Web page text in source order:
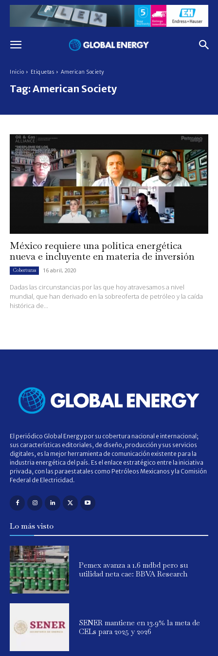
Inicio Etiquetas American Society
Tag: American Society
México requiere una política energética
nueva e incluyente en materia de inversión
Coberturas 16 abril, 2020
Dadas las circunstancias por las que hoy atravesamos a nivel
mundial, que han derivado en la sobreoferta de petróleo y la caída
histórica de...
El periódico Global Energy por su cobertura nacional e internacional;
sus características editoriales, de diseño, producción y sus servicios
digitales, es la mejor herramienta de comunicación existente para la
industria energética del país. Es el enlace estratégico entre la iniciativa
privada, con las paraestatales como Petróleos Mexicanos y la Comisión
Federal de Electricidad.
Lo más visto
Pemex avanza a 1.6 mdbd pero su
utilidad neta cae: BBVA Research
SENER mantiene en 13.9% la meta de
CELs para 2025 y 2026